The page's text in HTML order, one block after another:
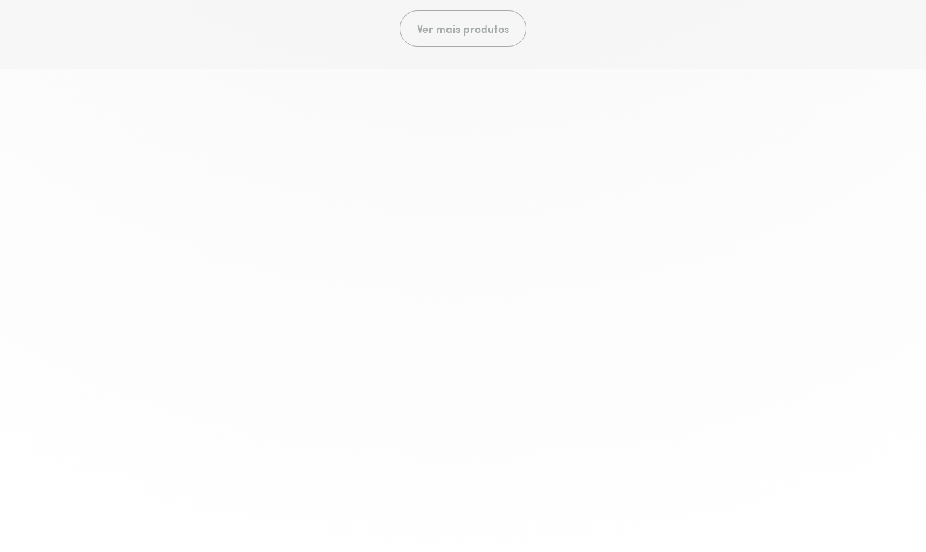
Ver mais produtos